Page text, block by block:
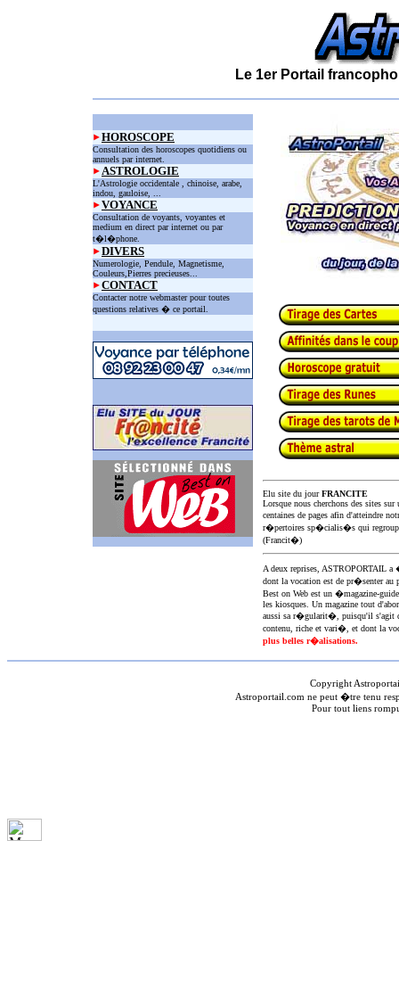
Le 1er Portail
HOROSCOPE
Consultation des horoscopes quotidiens ou
annuels par internet.
ASTROLOGIE
L'Astrologie occidentale , chinoise, arabe,
indou, gauloise, ...
VOYANCE
Consultation de voyants, voyantes et
medium en direct par internet ou par
t�l�phone.
DIVERS
Numerologie, Pendule, Magnetisme,
Couleurs,Pierres precieuses...
CONTACT
Contacter notre webmaster pour toutes
questions relatives � ce portail.
Elu site du jourFRANCITE
Lorsque nous cherchons des sites
centaines de pages afin d'atteindre
r�pertoires sp�cialis�s qui
(Francit�)
A deux reprises,
dont la vocation est de pr�senter au
Best on Web est un �magazine-
les kiosques. Un magazine tout
aussi sa r�gularit�, puisqu'il s'agit
contenu, riche et vari�, et dont la
plus belles r�alisations.
Copyright
Astroportail.com ne peut �tre tenu
Pour tout liens